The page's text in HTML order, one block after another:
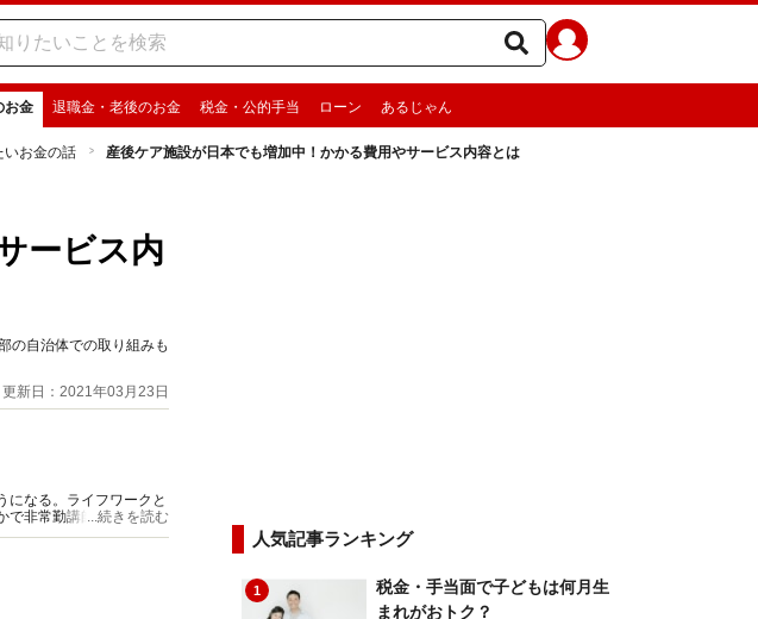
お金 退職金・老後のお金 税金・公的手当 ローン あるじゃん
いお金の話 産後ケア施設が日本でも増加中！かかる費用やサービス内容とは
ービス内
の自治体での取り組みも
更新日：2021年03月23日
になる。ライフワークと
で非常勤講師も務める。
...続きを読む
人気記事ランキング
1
税金・手当面で子どもは何月生
まれがおトク？